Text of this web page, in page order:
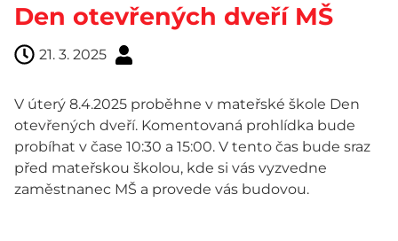
Den otevřených dveří MŠ
21. 3. 2025
V úterý 8.4.2025 proběhne v mateřské škole Den
otevřených dveří. Komentovaná prohlídka bude
probíhat v čase 10:30 a 15:00. V tento čas bude sraz
před mateřskou školou, kde si vás vyzvedne
zaměstnanec MŠ a provede vás budovou.